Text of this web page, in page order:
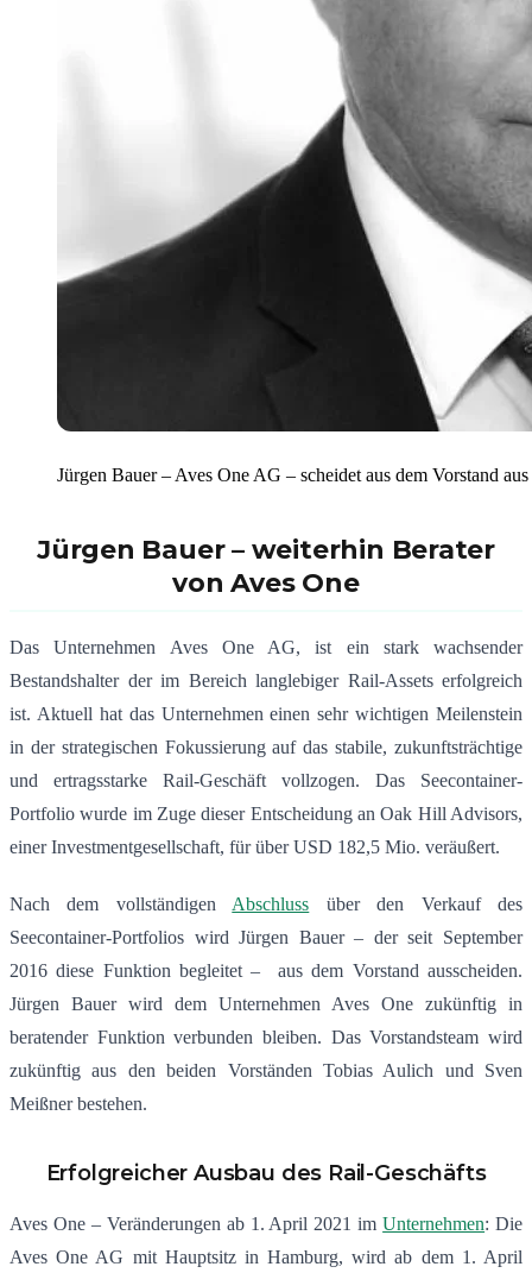
Jürgen Bauer – Aves One AG – scheidet aus dem Vorstand aus
Jürgen Bauer – weiterhin Berater
von Aves One
Das Unternehmen Aves One AG, ist ein stark wachsender
Bestandshalter der im Bereich langlebiger Rail-Assets erfolgreich
ist. Aktuell hat das Unternehmen einen sehr wichtigen Meilenstein
in der strategischen Fokussierung auf das stabile, zukunftsträchtige
und ertragsstarke Rail-Geschäft vollzogen. Das Seecontainer-
Portfolio wurde im Zuge dieser Entscheidung an Oak Hill Advisors,
einer Investmentgesellschaft, für über USD 182,5 Mio. veräußert.
Nach dem vollständigen Abschluss über den Verkauf des
Seecontainer-Portfolios wird Jürgen Bauer – der seit September
2016 diese Funktion begleitet – aus dem Vorstand ausscheiden.
Jürgen Bauer wird dem Unternehmen Aves One zukünftig in
beratender Funktion verbunden bleiben. Das Vorstandsteam wird
zukünftig aus den beiden Vorständen Tobias Aulich und Sven
Meißner bestehen.
Erfolgreicher Ausbau des Rail-Geschäfts
Aves One – Veränderungen ab 1. April 2021 imUnternehmen: Die
Aves One AG mit Hauptsitz in Hamburg, wird ab dem 1. April